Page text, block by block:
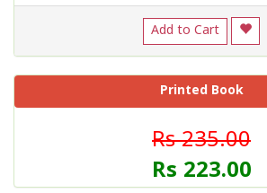
Add to Cart
Printed Book
Rs 235.00
Rs 223.00